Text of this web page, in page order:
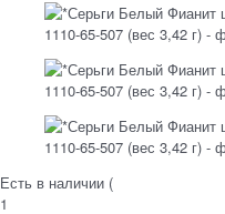
Есть в наличии (
1